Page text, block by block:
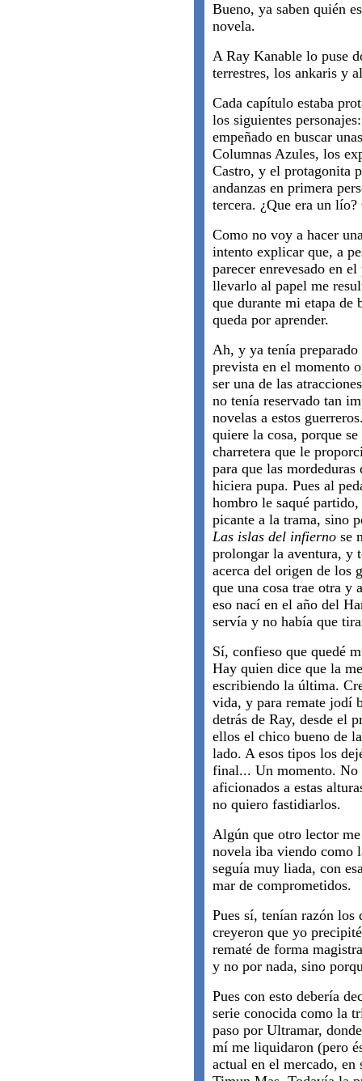
Bueno, ya saben quién
novela.
A Ray Kanable lo puse
terrestres, los ankaris y
Cada capítulo estaba
los siguientes
empeñado en buscar
Columnas Azules, los
Castro, y el protagonita
andanzas en primera
tercera. ¿Que era un lío?
Como no voy a hacer
intento explicar que, a
parecer enrevesado en
llevarlo al papel me
que durante mi etapa
queda por aprender.
Ah, y ya tenía preparado
prevista en el momento
ser una de las
no tenía reservado tan
novelas a estos
quiere la cosa, porque
charretera que le
para que las
hiciera pupa. Pues al
hombro le saqué
picante a la trama, sino
Las islas del infierno se
prolongar la aventura, y
acerca del origen de los
que una cosa trae otra y
eso nací en el año del
servía y no había que
Sí, confieso que quedé
Hay quien dice que la
escribiendo la última.
vida, y para remate jodí
detrás de Ray, desde el
ellos el chico bueno de
lado. A esos tipos los
final... Un momento. No
aficionados a estas
no quiero fastidiarlos.
Algún que otro lector
novela iba viendo como
seguía muy liada, con
mar de comprometidos.
Pues sí, tenían razón los
creyeron que yo
rematé de forma
y no por nada, sino
Pues con esto debería
serie conocida como la
paso por Ultramar,
mí me liquidaron (pero
actual en el mercado, en